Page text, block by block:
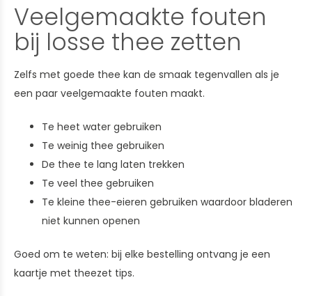
Veelgemaakte fouten
bij losse thee zetten
Zelfs met goede thee kan de smaak tegenvallen als je
een paar veelgemaakte fouten maakt.
Te heet water gebruiken
Te weinig thee gebruiken
De thee te lang laten trekken
Te veel thee gebruiken
Te kleine thee-eieren gebruiken waardoor bladeren
niet kunnen openen
Goed om te weten: bij elke bestelling ontvang je een
kaartje met theezet tips.